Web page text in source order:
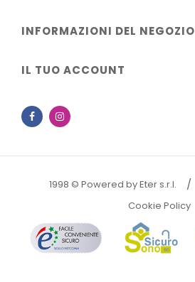
INFORMAZIONI DEL NEGOZIO
IL TUO ACCOUNT
Facebook
1998 © Powered by Eter s.r.l.
Cookie Policy